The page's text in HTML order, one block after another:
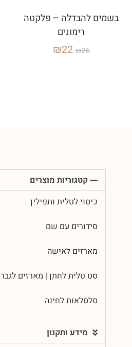
בשמים להבדלה – פלקטה
רימונים
₪26
₪22
קטגוריות מוצרים
כיסוי לטלית ותפילין
סידורים עם שם
מארזים לאישה
סט טלית לחתן | מארזים לגבר
סלסלאות לחינה
מידע ותקנון